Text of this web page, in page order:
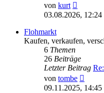
von kurt
Beitrag
03.08.2026, 12:24
Flohmarkt
Kaufen, verkaufen,
6 Themen
26 Beiträge
Letzter Beitrag
von tombe
Beitrag
09.11.2025, 14:45